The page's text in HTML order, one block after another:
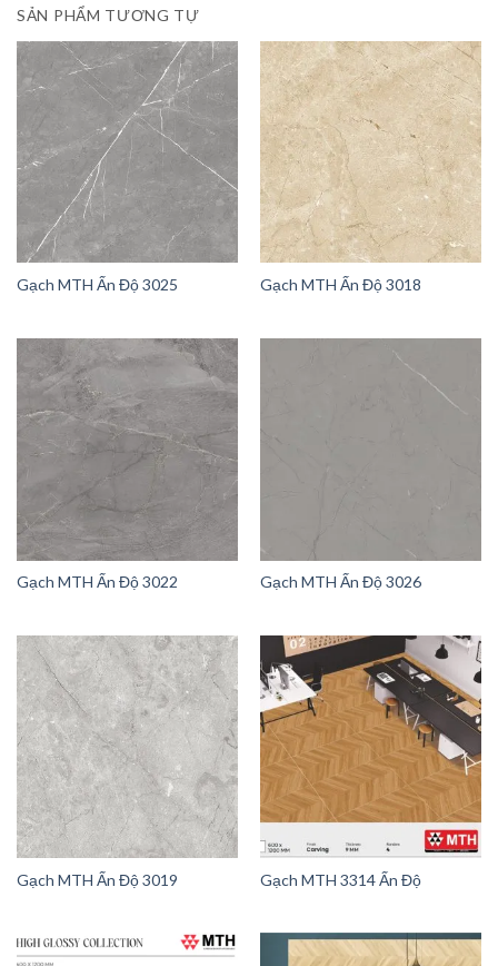
SẢN PHẨM TƯƠNG TỰ
Gạch MTH Ấn Độ 3025 Gạch MTH Ấn Độ 3018
Gạch MTH Ấn Độ 3022 Gạch MTH Ấn Độ 3026
Gạch MTH Ấn Độ 3019 Gạch MTH 3314 Ấn Độ